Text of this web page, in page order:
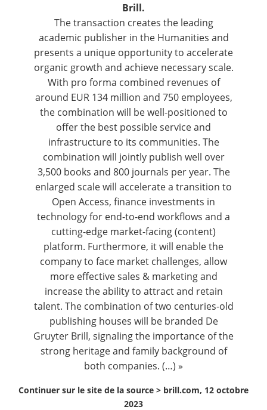
Brill.
The transaction creates the leading
academic publisher in the Humanities and
presents a unique opportunity to accelerate
organic growth and achieve necessary scale.
With pro forma combined revenues of
around EUR 134 million and 750 employees,
the combination will be well-positioned to
offer the best possible service and
infrastructure to its communities. The
combination will jointly publish well over
3,500 books and 800 journals per year. The
enlarged scale will accelerate a transition to
Open Access, finance investments in
technology for end-to-end workflows and a
cutting-edge market-facing (content)
platform. Furthermore, it will enable the
company to face market challenges, allow
more effective sales & marketing and
increase the ability to attract and retain
talent. The combination of two centuries-old
publishing houses will be branded De
Gruyter Brill, signaling the importance of the
strong heritage and family background of
both companies. (…) »
Continuer sur le site de la source > brill.com, 12 octobre
2023